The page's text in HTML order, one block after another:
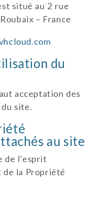
situé au 2 rue
– France
du
acceptation des
site.
au site
de l’esprit
la Propriété